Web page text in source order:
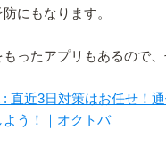
にもなります。
ったアプリもあるので
: 直近3日対策はお任せ！
う！｜オクトバ